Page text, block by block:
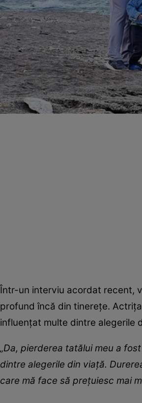
Într-un interviu acordat recent,
profund încă din tinerețe.
influențat multe dintre alegerile
„Da, pierderea tatălui meu a
dintre alegerile din viață.
care mă face să prețuiesc mai